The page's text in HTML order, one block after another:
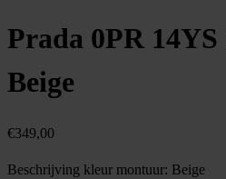
Prada 0PR
Beige
€349,00
Beschrijving kleur montuur: Beige